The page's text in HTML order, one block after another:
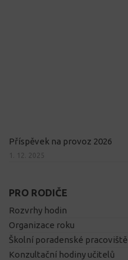
Příspěvek na provoz 2026
1. 12. 2025
PRO RODIČE
Rozvrhy hodin
Organizace roku
Školní poradenské pracoviště
Konzultační hodiny učitelů